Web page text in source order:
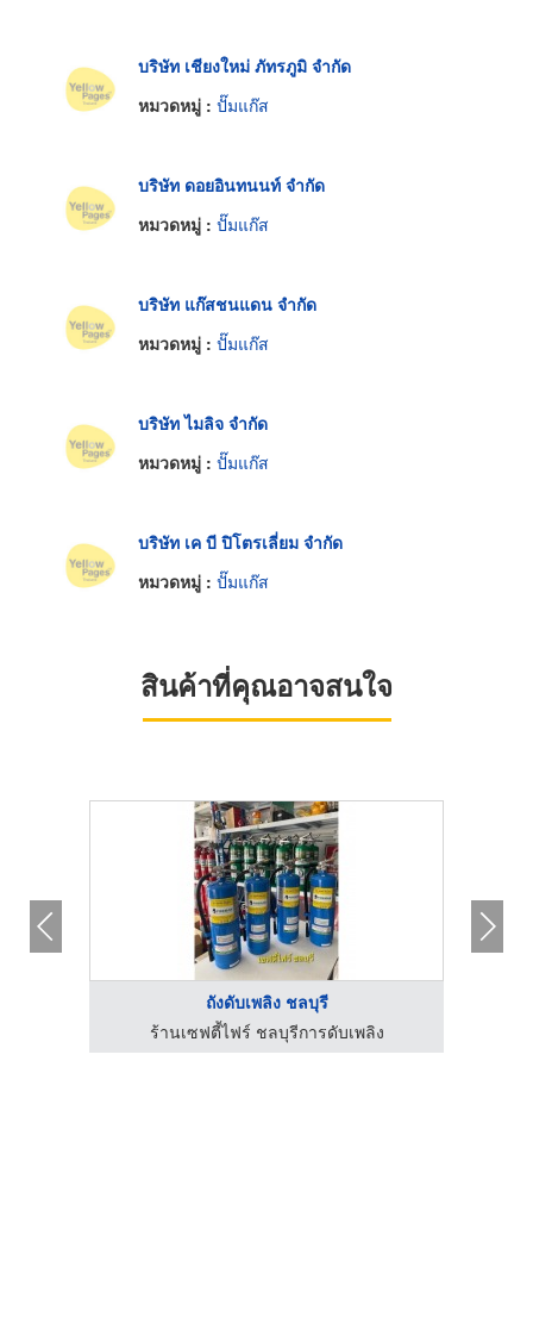
บริษัท เชียงใหม่ ภัทรภูมิ จำกัด
หมวดหมู่ : ปั๊มแก๊ส
บริษัท ดอยอินทนนท์ จำกัด
หมวดหมู่ : ปั๊มแก๊ส
บริษัท แก๊สชนแดน จำกัด
หมวดหมู่ : ปั๊มแก๊ส
บริษัท ไมลิจ จำกัด
หมวดหมู่ : ปั๊มแก๊ส
บริษัท เค บี ปิโตรเลี่ยม จำกัด
หมวดหมู่ : ปั๊มแก๊ส
สินค้าที่คุณอาจสนใจ
ถังดับเพลิง ชลบุรี
ร้านเซฟตี้ไฟร์ ชลบุรีการดับเพลิง